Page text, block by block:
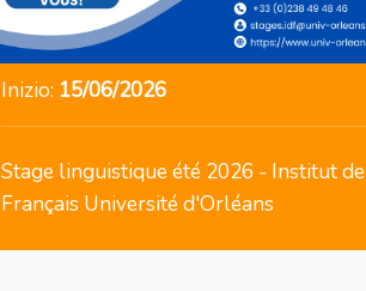
Inizio: 15/06/2026
Stage linguistique été 2026 - Institut de
Français Université d'Orléans